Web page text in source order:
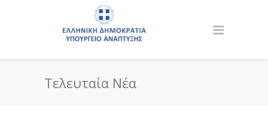
Τελευταία Νέα